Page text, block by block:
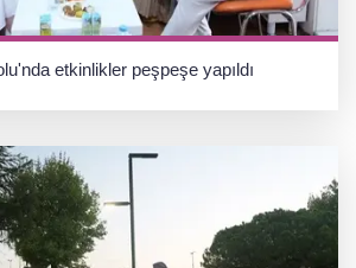
etkinlikler peşpeşe yapıldı